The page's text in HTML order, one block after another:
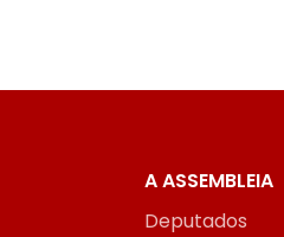
A ASSEMBLEIA
Deputados